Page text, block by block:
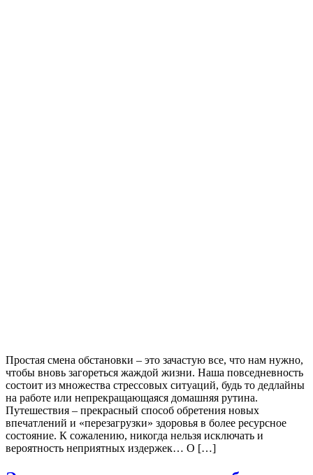
Простая смена обстановки – это зачастую все, что нам нужно,
чтобы вновь загореться жаждой жизни. Наша повседневность
состоит из множества стрессовых ситуаций, будь то дедлайны
на работе или непрекращающаяся домашняя рутина.
Путешествия – прекрасный способ обретения новых
впечатлений и «перезагрузки» здоровья в более ресурсное
состояние. К сожалению, никогда нельзя исключать и
вероятность неприятных издержек… О […]